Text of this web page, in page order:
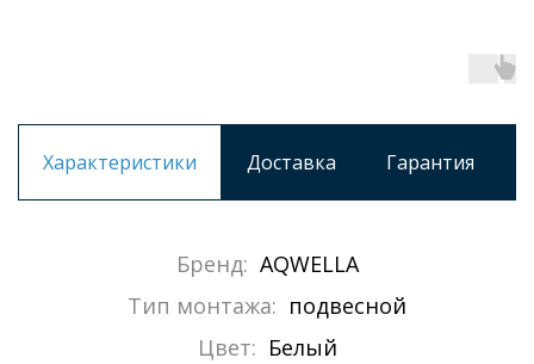
Характеристики Доставка Гарантия
Бренд: AQWELLA
Тип монтажа: подвесной
Цвет: Белый